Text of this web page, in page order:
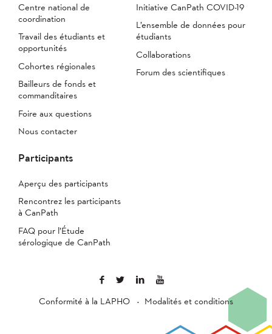
Centre national de
coordination
Travail des étudiants et
opportunités
Cohortes régionales
Bailleurs de fonds et
commanditaires
Foire aux questions
Nous contacter
Initiative CanPath COVID-19
L’ensemble de données pour
étudiants
Collaborations
Forum des scientifiques
Participants
Aperçu des participants
Rencontrez les participants
à CanPath
FAQ pour l’Étude
sérologique de CanPath
Conformité à la LAPHO Modalités et conditions